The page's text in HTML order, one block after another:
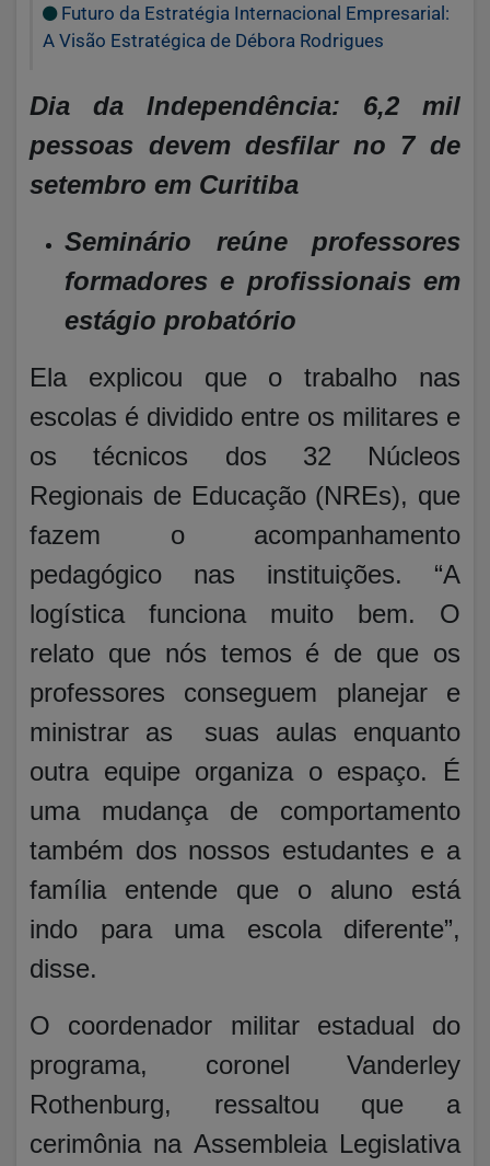
Futuro da Estratégia Internacional Empresarial:
A Visão Estratégica de Débora Rodrigues
Dia da Independência: 6,2 mil
pessoas devem desfilar no 7 de
setembro em Curitiba
Seminário reúne professores
formadores e profissionais em
estágio probatório
Ela explicou que o trabalho nas
escolas é dividido entre os militares e
os técnicos dos 32 Núcleos
Regionais de Educação (NREs), que
fazem o acompanhamento
pedagógico nas instituições. “A
logística funciona muito bem. O
relato que nós temos é de que os
professores conseguem planejar e
ministrar as suas aulas enquanto
outra equipe organiza o espaço. É
uma mudança de comportamento
também dos nossos estudantes e a
família entende que o aluno está
indo para uma escola diferente”,
disse.
O coordenador militar estadual do
programa, coronel Vanderley
Rothenburg, ressaltou que a
cerimônia na Assembleia Legislativa